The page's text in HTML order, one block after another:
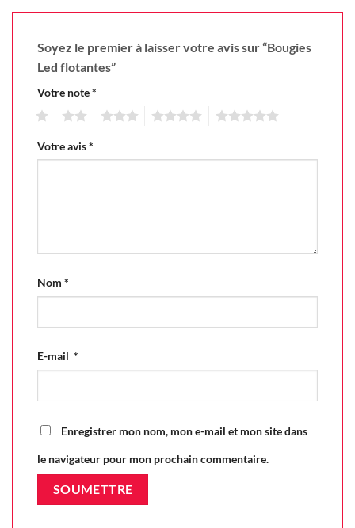
Soyez le premier à laisser votre avis sur “Bougies
Led flotantes”
Votre note*
Votre avis*
Nom *
E-mail *
Enregistrer mon nom, mon e-mail et mon site dans
le navigateur pour mon prochain commentaire.